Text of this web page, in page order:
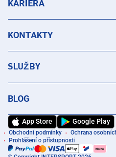
KARIÉRA
KONTAKTY
SLUŽBY
BLOG
App Store Google Play
Obchodní podmínky Ochrana
Prohlášení o přístupnosti